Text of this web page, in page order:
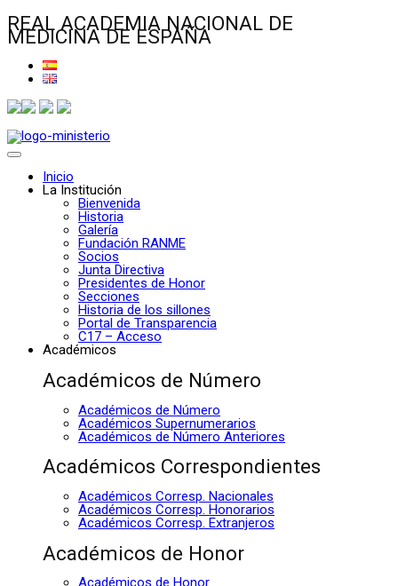
REAL ACADEMIA NACIONAL DE
MEDICINA DE ESPAÑA
Inicio
La Institución
Bienvenida
Historia
Galería
Fundación RANME
Socios
Junta Directiva
Presidentes de Honor
Secciones
Historia de los sillones
Portal de Transparencia
C17 – Acceso
Académicos
Académicos de Número
Académicos de Número
Académicos Supernumerarios
Académicos de Número Anteriores
Académicos Correspondientes
Académicos Corresp. Nacionales
Académicos Corresp. Honorarios
Académicos Corresp. Extranjeros
Académicos de Honor
Académicos de Honor